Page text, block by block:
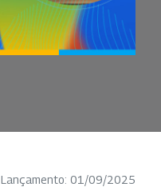
Lançamento: 01/09/2025